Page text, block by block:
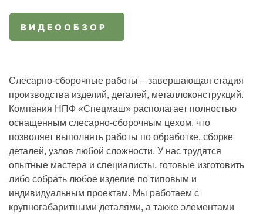
ВИДЕООБЗОР
Слесарно-сборочные работы – завершающая стадия
производства изделий, деталей, металлоконструкций.
Компания НПФ «Спецмаш» располагает полностью
оснащенным слесарно-сборочным цехом, что
позволяет выполнять работы по обработке, сборке
деталей, узлов любой сложности. У нас трудятся
опытные мастера и специалисты, готовые изготовить
либо собрать любое изделие по типовым и
индивидуальным проектам. Мы работаем с
крупногабаритными деталями, а также элементами